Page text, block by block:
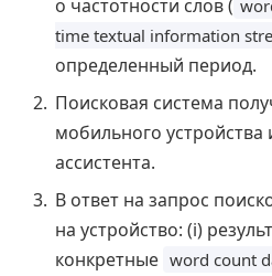
о частотности слов (
time textual information
определенный период.
Поисковая система
мобильного
ассистента.
В ответ на запрос
на устройство: (i)
конкретные word count